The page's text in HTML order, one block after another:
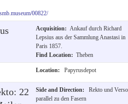
00822/
Acquisition: Ankauf durch Richard
Lepsius aus der Sammlung Anastasi in
Paris 1857.
Find Location: Theben
Location: Papyrusdepot
22
Side and Direction:
Rekto und
parallel zu den Fasern